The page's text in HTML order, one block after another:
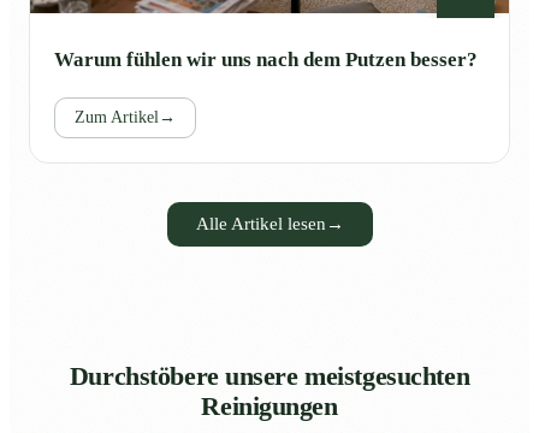
Warum fühlen wir uns nach dem Putzen besser?
Zum Artikel →
Alle Artikel lesen →
Durchstöbere unsere meistgesuchten
Reinigungen